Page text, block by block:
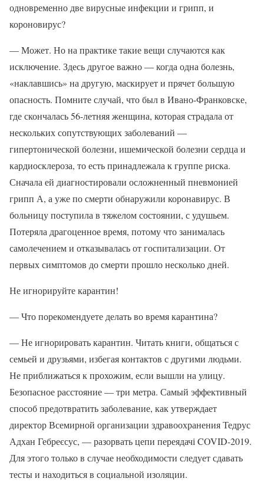
одновременно две вирусные инфекции и грипп, и
короновирус?
— Может. Но на практике такие вещи случаются как
исключение. Здесь другое важно — когда одна болезнь,
«наклавшись» на другую, маскирует и прячет большую
опасность. Помните случай, что был в Ивано-Франковске,
где скончалась 56-летняя женщина, которая страдала от
нескольких сопутствующих заболеваний —
гипертонической болезни, ишемической болезни сердца и
кардиосклероза, то есть принадлежала к группе риска.
Сначала ей диагностировали осложненный пневмонией
грипп А, а уже по смерти обнаружили коронавирус. В
больницу поступила в тяжелом состоянии, с удушьем.
Потеряла драгоценное время, потому что занималась
самолечением и отказывалась от госпитализации. От
первых симптомов до смерти прошло несколько дней.
Не игнорируйте карантин!
— Что порекомендуете делать во время карантина?
— Не игнорировать карантин. Читать книги, общаться с
семьей и друзьями, избегая контактов с другими людьми.
Не приближаться к прохожим, если вышли на улицу.
Безопасное расстояние — три метра. Самый эффективный
способ предотвратить заболевание, как утверждает
директор Всемирной организации здравоохранения Тедрус
Адхан Гебреєсус, — разорвать цепи переядачі COVID-2019.
Для этого только в случае необходимости следует сдавать
тесты и находиться в социальной изоляции.